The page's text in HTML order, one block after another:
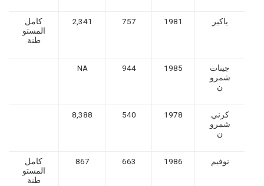
ياكير 1981
757
2,341
كامل
المستو
طنة
جينات
شمرو
ن
1985
944
NA
كرني
شمرو
ن
1978
540
8,388
نوفيم 1986
663
867
كامل
المستو
طنة